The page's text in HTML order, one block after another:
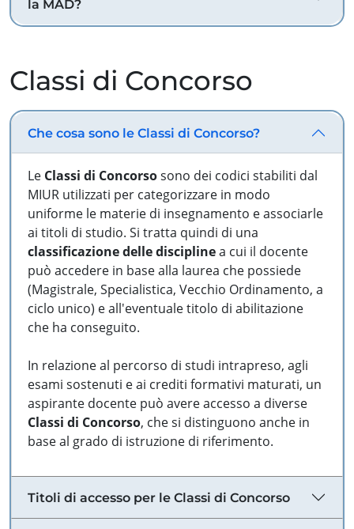
la MAD?
Classi di Concorso
Che cosa sono le Classi di Concorso?
Le Classi di Concorsosono dei codici stabiliti dal
MIUR utilizzati per categorizzare in modo
uniforme le materie di insegnamento e associarle
ai titoli di studio. Si tratta quindi di una
classificazione delle disciplinea cui il docente
può accedere in base alla laurea che possiede
(Magistrale, Specialistica, Vecchio Ordinamento, a
ciclo unico) e all'eventuale titolo di abilitazione
che ha conseguito.
In relazione al percorso di studi intrapreso, agli
esami sostenuti e ai crediti formativi maturati, un
aspirante docente può avere accesso a diverse
Classi di Concorso, che si distinguono anche in
base al grado di istruzione di riferimento.
Titoli di accesso per le Classi di Concorso